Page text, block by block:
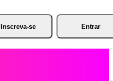
Inscreva-se Entrar